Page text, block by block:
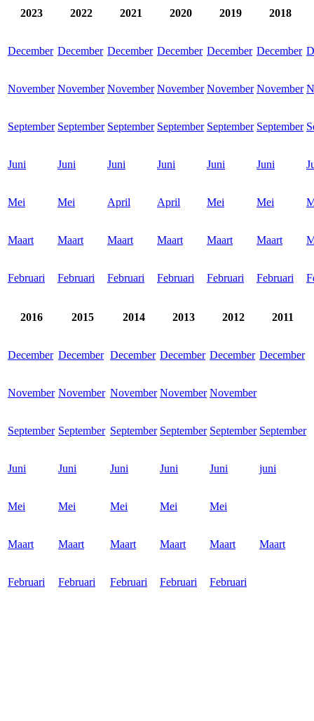
2023 2022 2021 2020 2019 2018
December December December December December December
November November November November November November
September September September September September September
Juni Juni Juni Juni Juni Juni
Mei Mei April April Mei Mei
Maart Maart Maart Maart Maart Maart
Februari Februari Februari Februari Februari Februari
2016 2015 2014 2013 2012 2011
December December December December December December
November November November November November
September September September September September September
Juni Juni Juni Juni Juni juni
Mei Mei Mei Mei Mei
Maart Maart Maart Maart Maart Maart
Februari Februari Februari Februari Februari